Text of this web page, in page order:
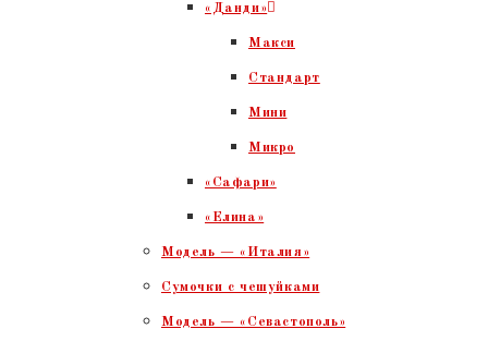
«Данди»
Макси
Стандарт
Мини
Микро
«Сафари»
«Елина»
Модель — «Италия»
Сумочки с чешуйками
Модель — «Севастополь»